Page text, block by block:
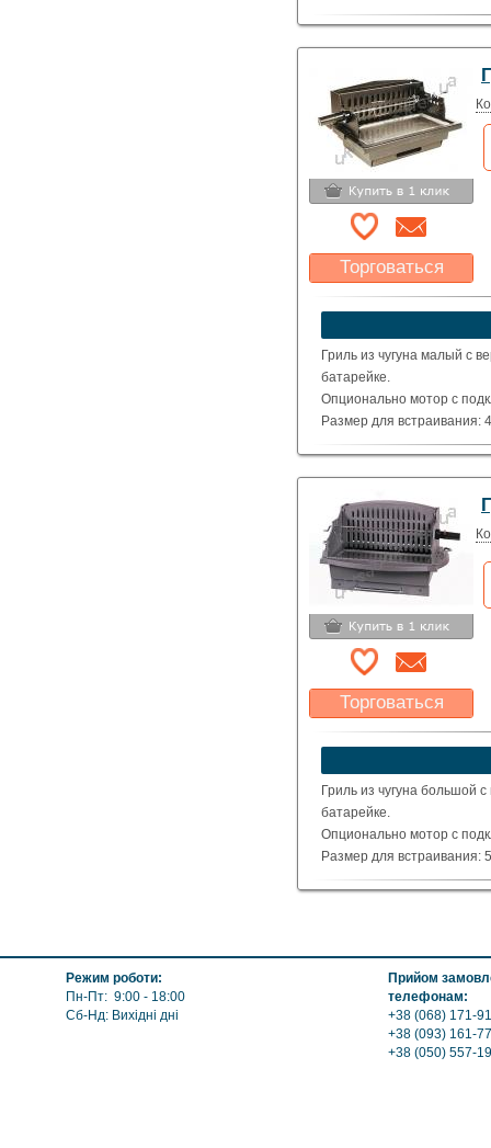
Торговаться
Какая цена Вас
устроит?
Гриль из чугуна малый с
батарейке.
Опционально мотор с
Размер для встраивания:
Общий размер (см) : 52 x
Торговаться
Какая цена Вас
устроит?
Указать цену
Гриль из чугуна большой
батарейке.
Опционально мотор с
Размер для встраивания:
Общий размер (см) : 72 x
Режим роботи:
Пн-Пт: 9:00 - 18:00
Сб-Нд: Вихідні дні
Прийом
телефонам:
+38 (068) 171-
+38 (093) 161-
+38 (050) 557-